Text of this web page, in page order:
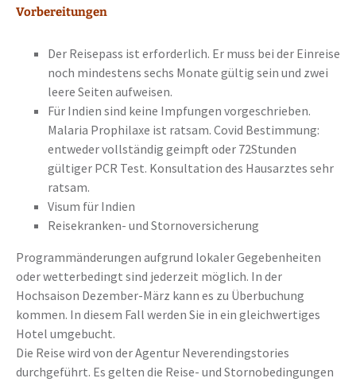
Vorbereitungen
Der Reisepass ist erforderlich. Er muss bei der Einreise
noch mindestens sechs Monate gültig sein und zwei
leere Seiten aufweisen.
Für Indien sind keine Impfungen vorgeschrieben.
Malaria Prophilaxe ist ratsam. Covid Bestimmung:
entweder vollständig geimpft oder 72Stunden
gültiger PCR Test. Konsultation des Hausarztes sehr
ratsam.
Visum für Indien
Reisekranken- und Stornoversicherung
Programmänderungen aufgrund lokaler Gegebenheiten
oder wetterbedingt sind jederzeit möglich. In der
Hochsaison Dezember-März kann es zu Überbuchung
kommen. In diesem Fall werden Sie in ein gleichwertiges
Hotel umgebucht.
Die Reise wird von der Agentur Neverendingstories
durchgeführt. Es gelten die Reise- und Stornobedingungen